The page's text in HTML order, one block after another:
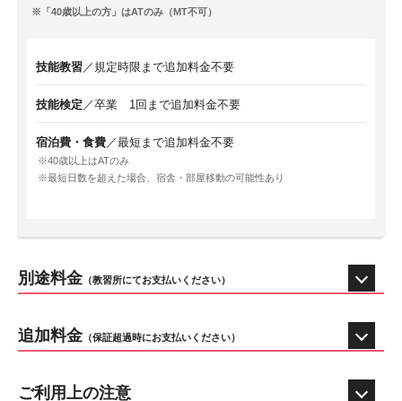
「40歳以上の方」はATのみ（MT不可）
技能教習／規定時限まで追加料金不要
技能検定 ／卒業 1回まで追加料金不要
宿泊費・食費／最短まで追加料金不要
40歳以上はATのみ
最短日数を超えた場合、宿舎・部屋移動の可能性あり
別途料金（教習所にてお支払いください）
追加料金（保証超過時にお支払いください）
ご利用上の注意